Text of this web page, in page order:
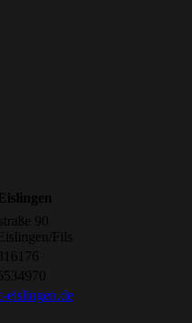
90
Fils
eislingen.de